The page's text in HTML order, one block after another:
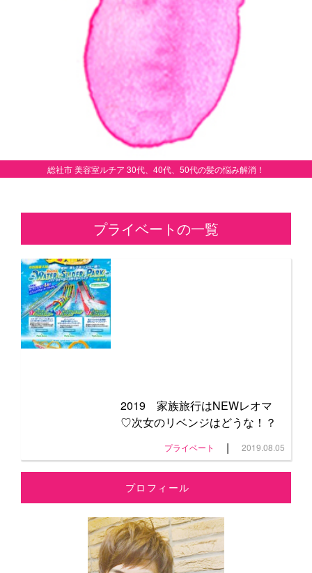
総社市 美容室ルチア 30代、40代、50代の髪の悩み解消！
プライベートの一覧
2019 家族旅行はNEWレオマ
♡次女のリベンジはどうな！？
プライベート | 2019.08.05
プロフィール